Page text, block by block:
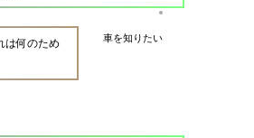
車を知りたい
は何のため